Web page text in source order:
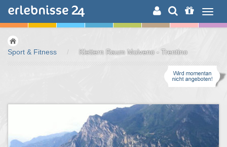
ERLEBNISSUCHE
Sport & Fitness / Klettern Raum Molveno - Trentino